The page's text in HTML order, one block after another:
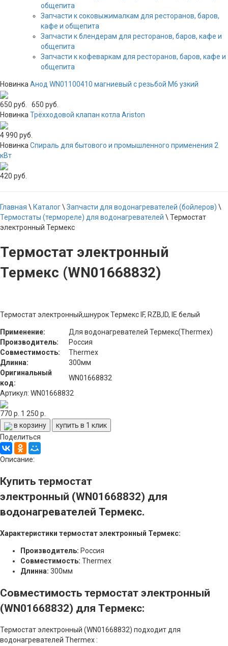
общепита
Запчасти к соковыжималкам для ресторанов, баров,
кафе и общепита
Запчасти к блендерам для ресторанов, баров, кафе и
общепита
Запчасти к кофеваркам для ресторанов, баров, кафе и
общепита
Новинка Анод WN01100410 магниевый с резьбой М6 узкий
650 руб.
650 руб.
Новинка Трёхходовой клапан котла Ariston
4 990 руб.
Новинка Спираль для бытового и промышленного применения 2
кВт
420 руб.
Главная \ Каталог\ Запчасти для водонагревателей (бойлеров) \
Термостаты (термореле) для водонагревателей \ Термостат
электронный Термекс
Термостат электронный
Термекс (WN01668832)
Термостат электронный,шнурок Термекс IF, RZB,ID, IE белый
Применение:
Для водонагревателей Термекс(Thermex)
Производитель:
Россия
Совместимость:
Thermex
Длинна:
300мм
Оригинальный
код:
WN01668832
Артикул: WN01668832
770 р. 1 250 р.
в корзину
купить в 1 клик
Поделиться
Описание:
Купить термостат
электронный (WN01668832) для
водонагревателей Термекс.
Характеристики термостат электронный Термекс:
Производитель: Россия
Совместимость: Thermex
Длинна: 300мм
Совместимость термостат электронный
(WN01668832) для Tермекс:
Термостат электронный (WN01668832) подходит для
водонагревателей Thermex :